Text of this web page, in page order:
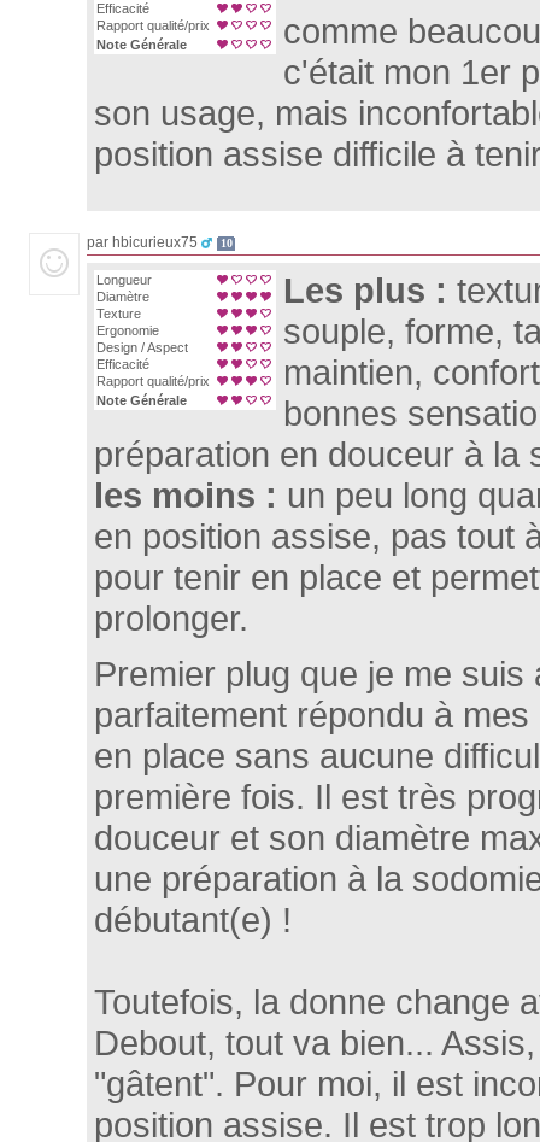
Efficacité
Rapport qualité/prix
Note Générale
comme
c'était mon 1er
son usage, mais
position assise difficile à
par hbicurieux75 10
Longueur
Diamètre
Texture
Ergonomie
Design / Aspect
Efficacité
Rapport qualité/prix
Note Générale
Les plus :
souple, forme,
maintien,
bonnes
préparation en douceur à la
les moins : un peu long
en position assise, pas tout
pour tenir en place et
prolonger.
Premier plug que je me suis
parfaitement répondu à
en place sans aucune
première fois. Il est très
douceur et son diamètre
une préparation à la
débutant(e) !
Toutefois, la donne change
Debout, tout va bien...
"gâtent". Pour moi, il est
position assise. Il est trop